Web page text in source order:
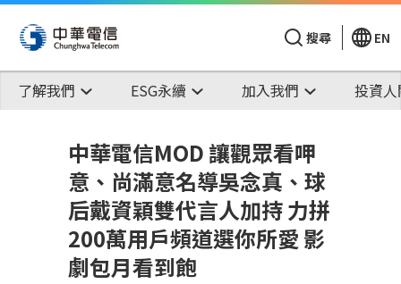
搜尋 EN
了解我們 ESG永續 加入我們 投資
中華電信MOD 讓觀眾看呷
意、尚滿意名導吳念真、球
后戴資穎雙代言人加持 力拼
200萬用戶頻道選你所愛 影
劇包月看到飽